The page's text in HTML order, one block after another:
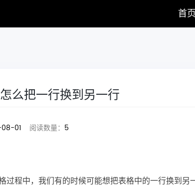
首页
么把一行换到另一行
01 阅读数量： 5
过程中，我们有的时候可能想把表格中的一行换到